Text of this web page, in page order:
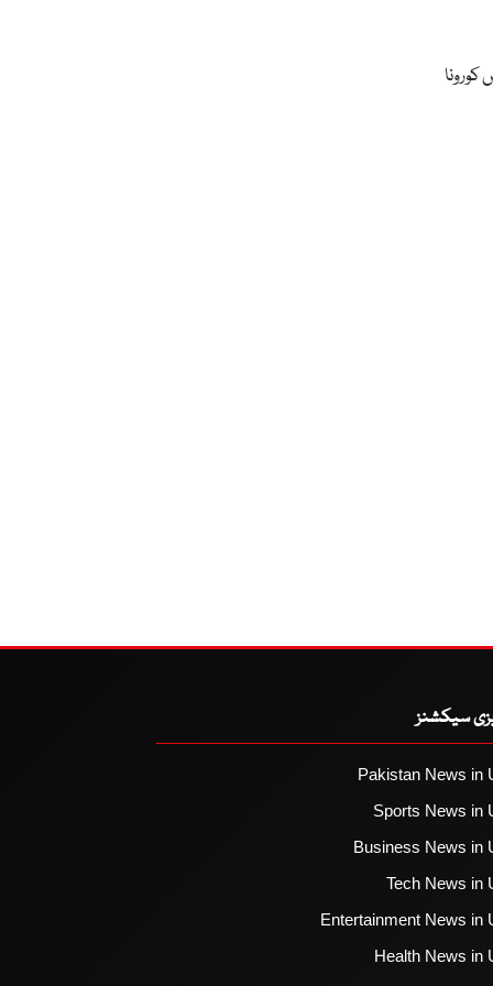
کورونا
سیکشنز
Pakistan News in
Sports News in
Business News in
Tech News in
Entertainment News in
Health News in